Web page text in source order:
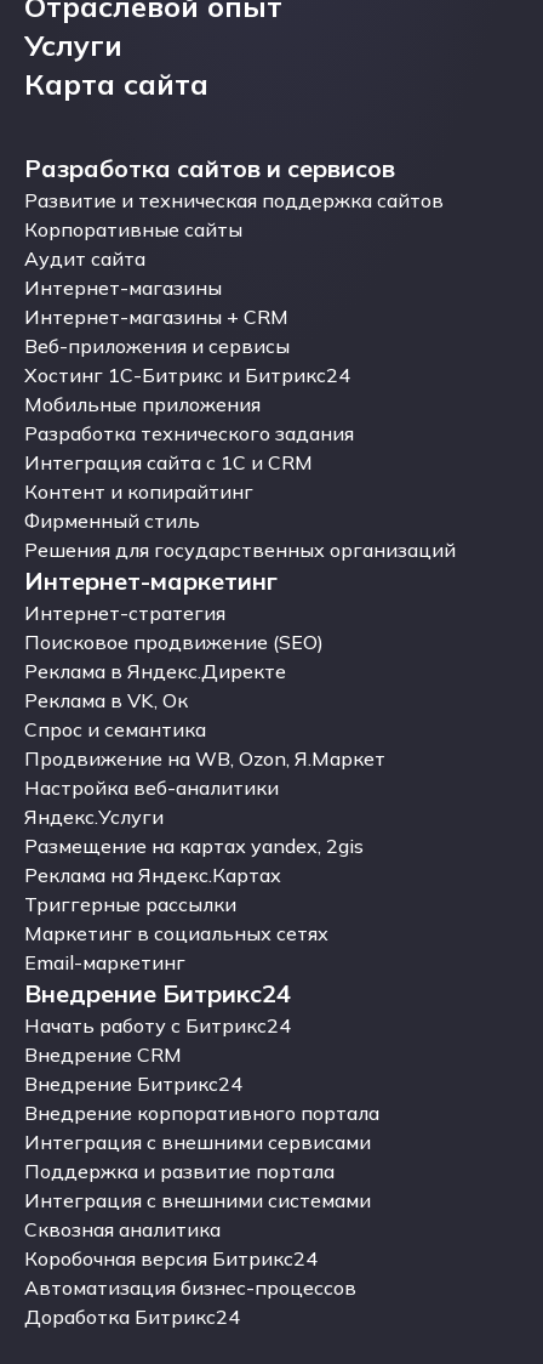
Отраслевой опыт
Услуги
Услуги
Карта сайта
Разработка сайтов и сервисов
Разработка сайтов и сервисов
Развитие и техническая поддержка сайтов
Развитие и техническая поддержка сайтов
Корпоративные сайты
Корпоративные сайты
Аудит сайта
Аудит сайта
Интернет-магазины
Интернет-магазины
Интернет-магазины + CRM
Интернет-магазины + CRM
Веб-приложения и сервисы
Веб-приложения и сервисы
Хостинг 1С-Битрикс и Битрикс24
Хостинг 1С-Битрикс и Битрикс24
Мобильные приложения
Мобильные приложения
Разработка технического задания
Разработка технического задания
Интеграция сайта с 1С и CRM
Интеграция сайта с 1С и CRM
Контент и копирайтинг
Контент и копирайтинг
Фирменный стиль
Фирменный стиль
Решения для государственных организаций
Решения для государственных организаций
Интернет-маркетинг
Интернет-маркетинг
Интернет-стратегия
Интернет-стратегия
Поисковое продвижение (SEO)
Поисковое продвижение (SEO)
Реклама в Яндекс.Директе
Реклама в Яндекс.Директе
Реклама в VK, Ок
Реклама в VK, Ок
Спрос и семантика
Спрос и семантика
Продвижение на WB, Ozon, Я.Маркет
Продвижение на WB, Ozon, Я.Маркет
Настройка веб-аналитики
Настройка веб-аналитики
Яндекс.Услуги
Яндекс.Услуги
Размещение на картах yandex, 2gis
Размещение на картах yandex, 2gis
Реклама на Яндекс.Картах
Реклама на Яндекс.Картах
Триггерные рассылки
Триггерные рассылки
Маркетинг в социальных сетях
Маркетинг в социальных сетях
Email-маркетинг
Email-маркетинг
Внедрение Битрикс24
Внедрение Битрикс24
Начать работу с Битрикс24
Начать работу с Битрикс24
Внедрение CRM
Внедрение CRM
Внедрение Битрикс24
Внедрение Битрикс24
Внедрение корпоративного портала
Внедрение корпоративного портала
Интеграция с внешними сервисами
Интеграция с внешними сервисами
Поддержка и развитие портала
Поддержка и развитие портала
Интеграция с внешними системами
Интеграция с внешними системами
Сквозная аналитика
Сквозная аналитика
Коробочная версия Битрикс24
Коробочная версия Битрикс24
Автоматизация бизнес-процессов
Автоматизация бизнес-процессов
Доработка Битрикс24